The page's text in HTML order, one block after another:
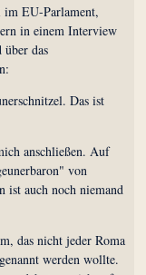
im EU-Parlament,
in einem Interview
das
Das ist
anschließen. Auf
von
ist auch noch niemand
das nicht jeder Roma
werden wollte.